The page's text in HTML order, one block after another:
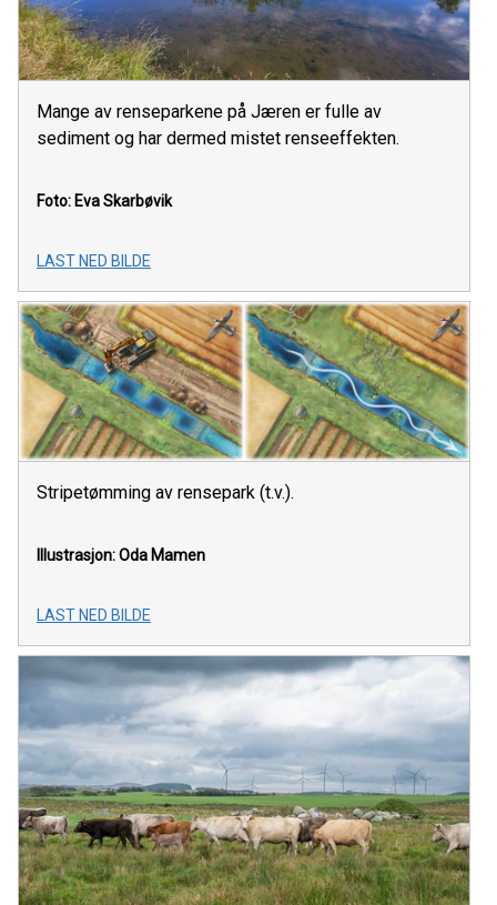
Mange av renseparkene på Jæren er fulle av
sediment og har dermed mistet renseeffekten.
Foto: Eva Skarbøvik
LAST NED BILDE
Stripetømming av rensepark (t.v.).
Illustrasjon: Oda Mamen
LAST NED BILDE